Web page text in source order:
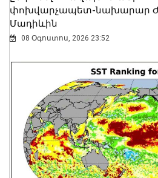
փոխվարչապետ-նախարար
Մադիևին
08 Օգոստոս, 2026 23:52